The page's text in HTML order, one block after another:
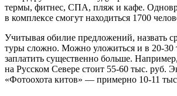
термы, фитнес, СПА, пляж и кафе.
в комплексе смогут находиться 1700
Учитывая обилие предложений, назвать
туры сложно. Можно уложиться и в 20-30
заплатить существенно больше.
на Русском Севере стоит 55-60 тыс. руб.
«Фотоохота китов» — примерно 10-11